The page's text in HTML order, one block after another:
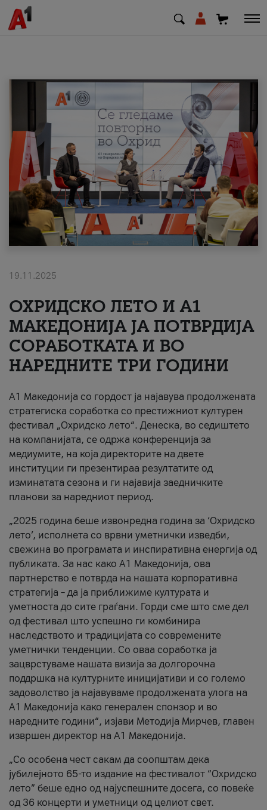
МК SQ
Приватни Деловни
Поддршка
Надополни кредит
#ПодобарОнлајн
19.11.2025
ОХРИДСКО ЛЕТО И A1
МАКЕДОНИЈА ЈА ПОТВРДИЈА
СОРАБОТКАТА И ВО
НАРЕДНИТЕ ТРИ ГОДИНИ
A1 Македонија со гордост ја најавува продолжената
стратегиска соработка со престижниот културен
фестивал „Охридско лето“. Денеска, во седиштето
на компанијата, се одржа конференција за
медиумите, на која директорите на двете
институции ги презентираа резултатите од
изминатата сезона и ги најавија заедничките
планови за наредниот период.
„2025 година беше извонредна година за ‘Охридско
лето’, исполнета со врвни уметнички изведби,
свежина во програмата и инспиративна енергија од
публиката. За нас како A1 Македонија, ова
партнерство е потврда на нашата корпоративна
стратегија – да ја приближиме културата и
уметноста до сите граѓани. Горди сме што сме дел
од фестивал што успешно ги комбинира
наследството и традицијата со современите
уметнички тенденции. Со оваа соработка ја
зацврстуваме нашата визија за долгорочна
поддршка на културните иницијативи и со големо
задоволство ја најавуваме продолжената улога на
A1 Македонија како генерален спонзор и во
наредните години“, изјави Методија Мирчев, главен
извршен директор на A1 Македонија.
„Со особена чест сакам да соопштам дека
јубилејното 65-то издание на фестивалот “Охридско
лето” беше едно од најуспешните досега, со повеќе
од 36 концерти и уметници од целиот свет.